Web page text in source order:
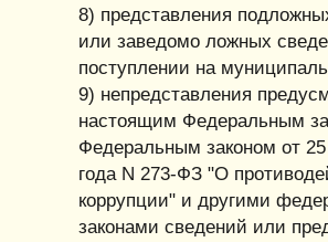
8) представления
или заведомо ложных
поступлении на
9) непредставления
настоящим Федеральным
Федеральным законом от
года N 273-ФЗ "О
коррупции" и другими
законами сведений или